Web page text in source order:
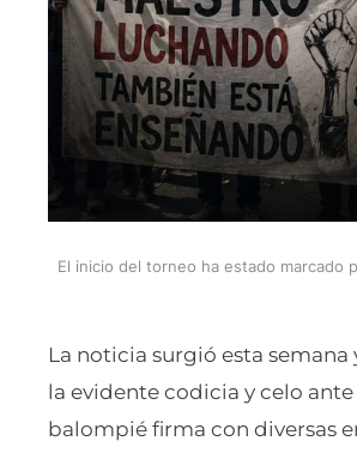
El inicio del torneo ha estado marcado
La noticia surgió esta
la evidente codicia y celo
balompié firma con diversas